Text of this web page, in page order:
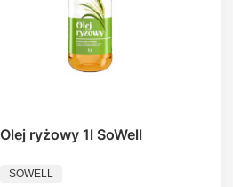
Olej ryżowy 1l SoWell
PRODUCENT
SOWELL